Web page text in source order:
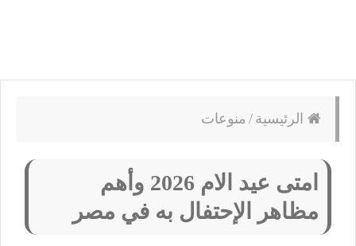
الرئيسية / منوعات
امتى عيد الام 2026 وأهم
مظاهر الإحتفال به في مصر